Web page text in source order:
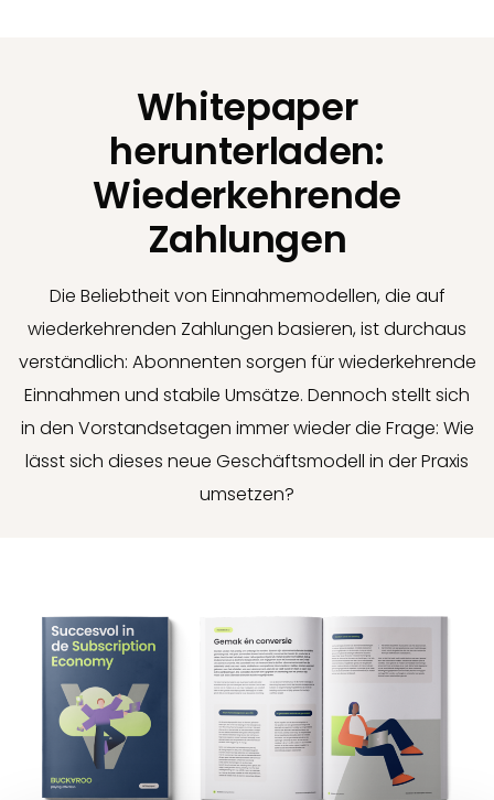
Whitepaper
herunterladen:
Wiederkehrende
Zahlungen
Die Beliebtheit von Einnahmemodellen, die auf
wiederkehrenden Zahlungen basieren, ist durchaus
verständlich: Abonnenten sorgen für wiederkehrende
Einnahmen und stabile Umsätze. Dennoch stellt sich
in den Vorstandsetagen immer wieder die Frage: Wie
lässt sich dieses neue Geschäftsmodell in der Praxis
umsetzen?